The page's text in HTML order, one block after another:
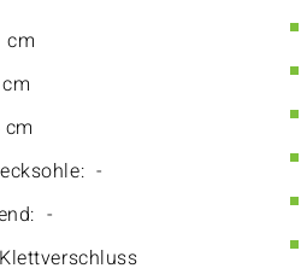
cm
cm
-
-
Klettverschluss